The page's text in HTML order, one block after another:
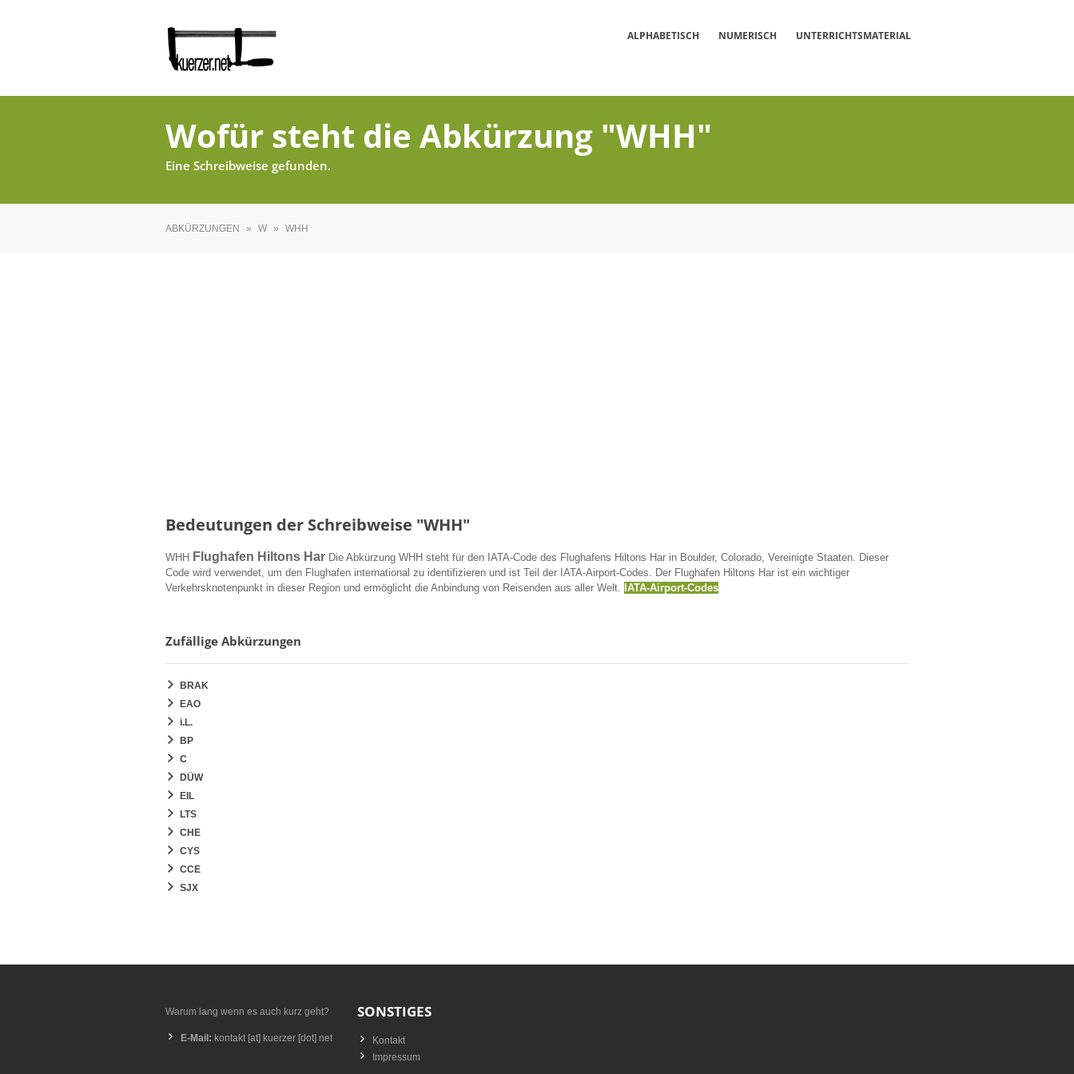
ALPHABETISCH NUMERISCH UNTERRICHTSMATERIAL
Wofür steht die Abkürzung "WHH"
Eine Schreibweise gefunden.
ABKÜRZUNGEN » W » WHH
Bedeutungen der Schreibweise "WHH"
WHH Flughafen Hiltons Har Die Abkürzung WHH steht für den IATA-Code des Flughafens Hiltons Har in Boulder, Colorado, Vereinigte Staaten. Dieser
Code wird verwendet, um den Flughafen international zu identifizieren und ist Teil der IATA-Airport-Codes. Der Flughafen Hiltons Har ist ein wichtiger
Verkehrsknotenpunkt in dieser Region und ermöglicht die Anbindung von Reisenden aus aller Welt. IATA-Airport-Codes
Zufällige Abkürzungen
BRAK
EAO
i.L.
BP
C
DÜW
EIL
LTS
CHE
CYS
CCE
SJX
Warum lang wenn es auch kurz geht?
E-Mail: kontakt [at] kuerzer [dot] net
SONSTIGES
Kontakt
Impressum